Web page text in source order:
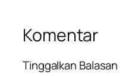
Komentar
Tinggalkan Balasan